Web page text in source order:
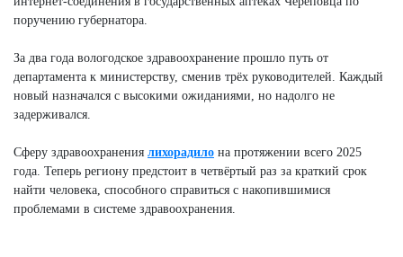
поручению губернатора.
За два года вологодское здравоохранение прошло путь от
департамента к министерству, сменив трёх руководителей. Каждый
новый назначался с высокими ожиданиями, но надолго не
задерживался.
Сферу здравоохранения лихорадило на протяжении всего 2025
года. Теперь региону предстоит в четвёртый раз за краткий срок
найти человека, способного справиться с накопившимися
проблемами в системе здравоохранения.